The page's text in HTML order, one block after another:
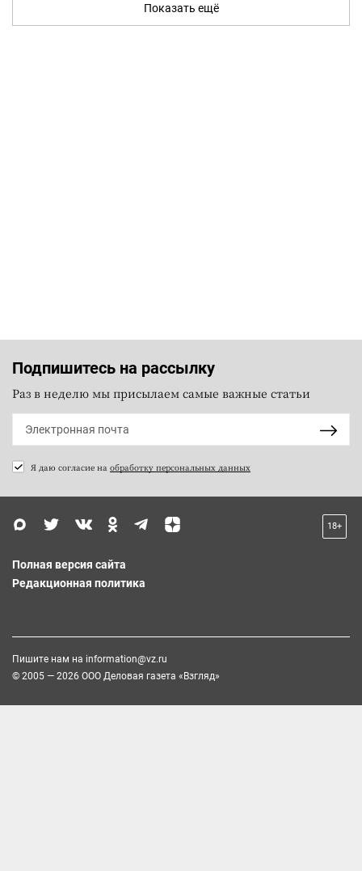
Показать ещё
Подпишитесь на рассылку
Раз в неделю мы присылаем самые важные статьи
Я даю согласие на обработку персональных данных
18+
Полная версия сайта
Редакционная политика
Пишите нам на information@vz.ru
© 2005 — 2026 ООО Деловая газета «Взгляд»